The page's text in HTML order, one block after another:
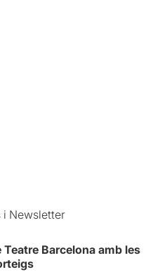
i Newsletter
Barcelona amb les